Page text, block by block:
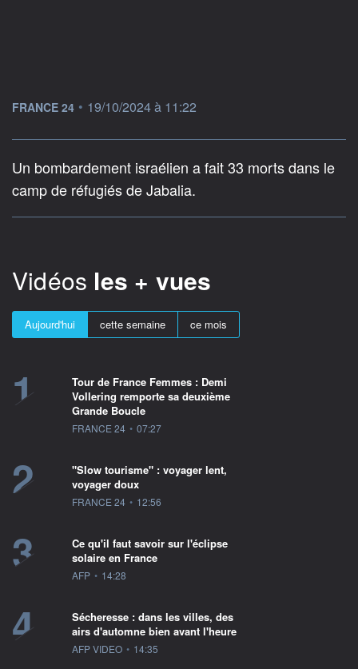
information fournie par
FRANCE 24 • 19/10/2024 à 11:22
Un bombardement israélien a fait 33 morts dans le
camp de réfugiés de Jabalia.
Vidéos les + vues
Aujourd'hui cette semaine ce mois
1
Tour de France Femmes : Demi
Vollering remporte sa deuxième
Grande Boucle
information fournie par
FRANCE 24 • 07:27
2
"Slow tourisme" : voyager lent,
voyager doux
information fournie par
FRANCE 24 • 12:56
3
Ce qu'il faut savoir sur l'éclipse
solaire en France
information fournie par
AFP • 14:28
4
Sécheresse : dans les villes, des
airs d'automne bien avant l'heure
information fournie par
AFP VIDEO • 14:35